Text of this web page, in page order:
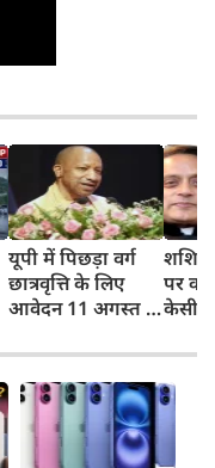
यूपी में पिछड़ा वर्ग
छात्रवृत्ति के लिए
आवेदन 11 अगस्त से,
तिथि, योगी सरकार में
छात्रों को मिला
मजबूत सहारा
शशि
पर
केसी
ने